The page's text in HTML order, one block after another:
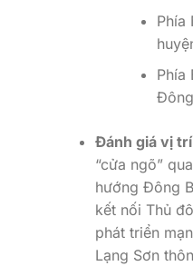
Phía
Phía
Đánh giá vị
“cửa ngõ”
hướng Đông
kết nối Thủ
phát triển
Lạng Sơn